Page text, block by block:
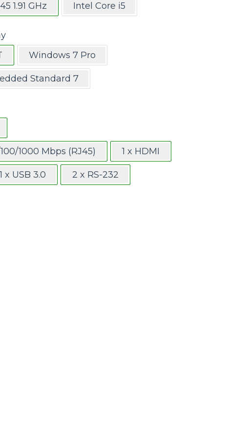
1.91 GHz
Intel Core i5
Windows 7 Pro
Standard 7
1000 Mbps (RJ45) 1 x HDMI
1 x USB 3.0 2 x RS-232